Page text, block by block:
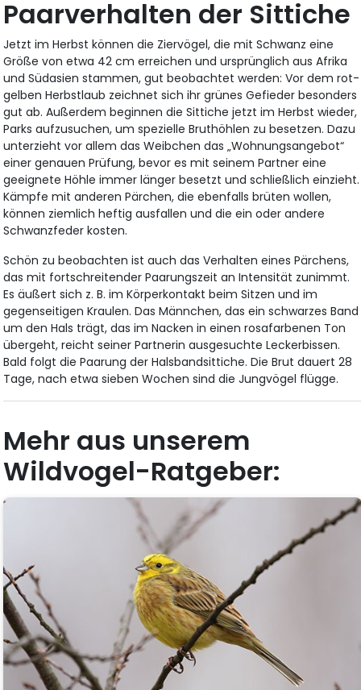
Paarverhalten der Sittiche
Jetzt im Herbst können die Ziervögel, die mit Schwanz eine
Größe von etwa 42 cm erreichen und ursprünglich aus Afrika
und Südasien stammen, gut beobachtet werden: Vor dem rot-
gelben Herbstlaub zeichnet sich ihr grünes Gefieder besonders
gut ab. Außerdem beginnen die Sittiche jetzt im Herbst wieder,
Parks aufzusuchen, um spezielle Bruthöhlen zu besetzen. Dazu
unterzieht vor allem das Weibchen das „Wohnungsangebot“
einer genauen Prüfung, bevor es mit seinem Partner eine
geeignete Höhle immer länger besetzt und schließlich einzieht.
Kämpfe mit anderen Pärchen, die ebenfalls brüten wollen,
können ziemlich heftig ausfallen und die ein oder andere
Schwanzfeder kosten.
Schön zu beobachten ist auch das Verhalten eines Pärchens,
das mit fortschreitender Paarungszeit an Intensität zunimmt.
Es äußert sich z. B. im Körperkontakt beim Sitzen und im
gegenseitigen Kraulen. Das Männchen, das ein schwarzes Band
um den Hals trägt, das im Nacken in einen rosafarbenen Ton
übergeht, reicht seiner Partnerin ausgesuchte Leckerbissen.
Bald folgt die Paarung der Halsbandsittiche. Die Brut dauert 28
Tage, nach etwa sieben Wochen sind die Jungvögel flügge.
Mehr aus unserem
Wildvogel-Ratgeber: